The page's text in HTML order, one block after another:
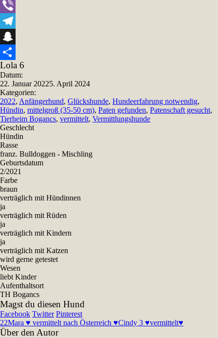
WhatsApp
Viber
Telegram
Snapchat
Teilen
Lola 6
Datum:
22. Januar 20225. April 2024
Kategorien:
2022, Anfängerhund, Glückshunde, Hundeerfahrung notwendig,
Hündin, mittelgroß (35-50 cm), Paten gefunden, Patenschaft gesucht,
Tierheim Bogancs, vermittelt, Vermittlungshunde
Geschlecht
Hündin
Rasse
franz. Bulldoggen - Mischling
Geburtsdatum
2/2021
Farbe
braun
verträglich mit Hündinnen
ja
verträglich mit Rüden
ja
verträglich mit Kindern
ja
verträglich mit Katzen
wird gerne getestet
Wesen
liebt Kinder
Aufenthaltsort
TH Bogancs
Magst du diesen Hund
Facebook Twitter Pinterest
22Mara ♥ vermittelt nach Österreich ♥Cindy 3 ♥vermittelt♥
Über den Autor